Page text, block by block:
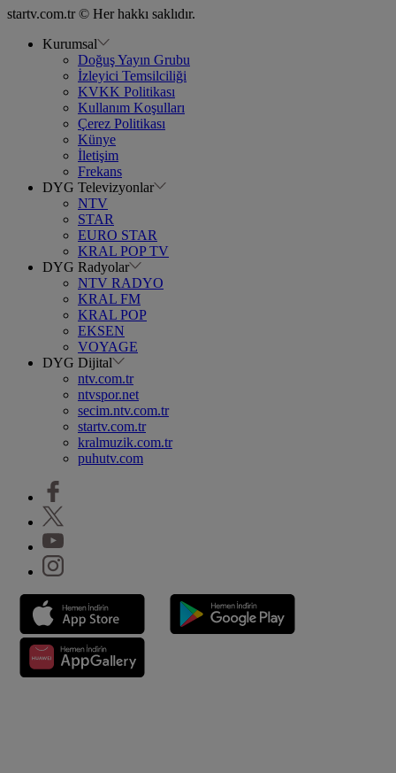
startv.com.tr © Her hakkı saklıdır.
Kurumsal
Doğuş Yayın Grubu
İzleyici Temsilciliği
KVKK Politikası
Kullanım Koşulları
Çerez Politikası
Künye
İletişim
Frekans
DYG Televizyonlar
NTV
STAR
EURO STAR
KRAL POP TV
DYG Radyolar
NTV RADYO
KRAL FM
KRAL POP
EKSEN
VOYAGE
DYG Dijital
ntv.com.tr
ntvspor.net
secim.ntv.com.tr
startv.com.tr
kralmuzik.com.tr
puhutv.com